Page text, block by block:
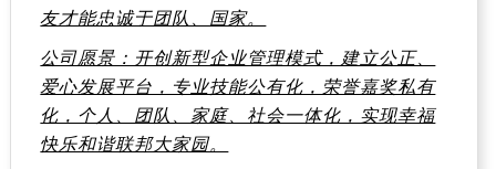
友才能忠诚于团队、国家。
公司愿景：开创新型企业管理模式，建立公正、
爱心发展平台，专业技能公有化，荣誉嘉奖私有
化，个人、团队、家庭、社会一体化，实现幸福
快乐和谐联邦大家园。